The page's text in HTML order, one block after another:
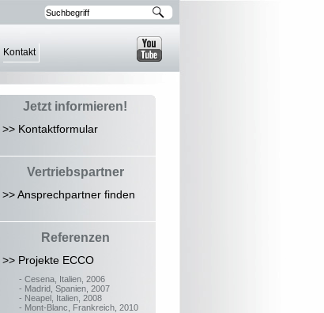
Kontakt
Jetzt informieren!
>> Kontaktformular
Vertriebspartner
>> Ansprechpartner finden
Referenzen
>> Projekte ECCO
- Cesena, Italien, 2006
- Madrid, Spanien, 2007
- Neapel, Italien, 2008
- Mont-Blanc, Frankreich, 2010